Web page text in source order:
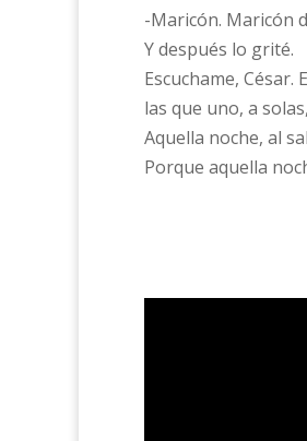
-Maricón. Maricón
Y después lo grité.
Escuchame,
las que uno, a
Aquella noche, al
Porque aquella